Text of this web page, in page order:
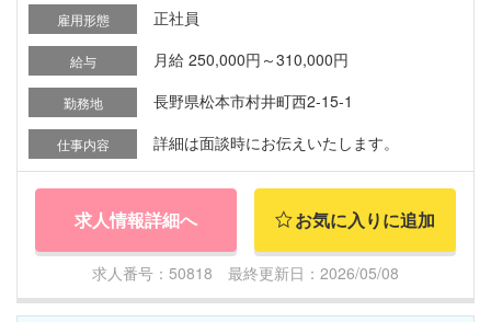
雇用形態 正社員
給与 月給 250,000円～310,000円
勤務地 長野県松本市村井町西2-15-1
仕事内容 詳細は面談時にお伝えいたします。
求人情報詳細へ お気に入りに追加
求人番号：50818 最終更新日：2026/05/08